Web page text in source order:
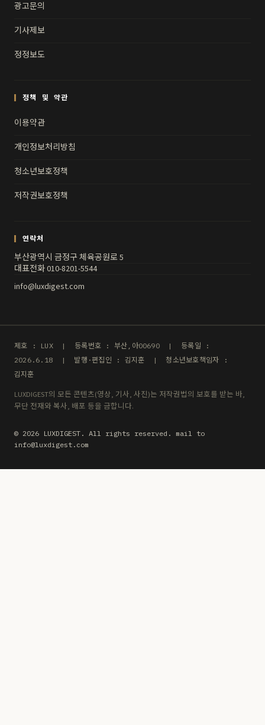
광고문의
기사제보
정정보도
정책 및 약관
이용약관
개인정보처리방침
청소년보호정책
저작권보호정책
연락처
부산광역시 금정구 체육공원로 5
대표전화 010-8201-5544
info@luxdigest.com
제호 : LUX | 등록번호 : 부산,아00690 | 등록일 :
2026.6.18 | 발행·편집인 : 김지훈 | 청소년보호책임자 :
김지훈
LUXDIGEST의 모든 콘텐츠(영상, 기사, 사진)는 저작권법의 보호를 받는 바,
무단 전재와 복사, 배포 등을 금합니다.
© 2026 LUXDIGEST. All rights reserved. mail to
info@luxdigest.com